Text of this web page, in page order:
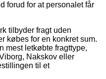
forud for at personalet får
tilbyder fragt uden
købes for en konkret sum.
mest letkøbte fragttype,
Nakskov eller
til et